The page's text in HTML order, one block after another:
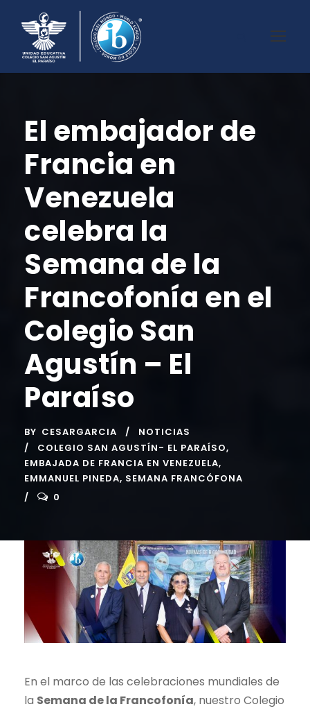
El embajador de
Francia en
Venezuela
celebra la
Semana de la
Francofonía en el
Colegio San
Agustín – El
Paraíso
BY CESARGARCIA
NOTICIAS
COLEGIO SAN AGUSTÍN- EL PARAÍSO,
EMBAJADA DE FRANCIA EN VENEZUELA,
EMMANUEL PINEDA, SEMANA FRANCÓFONA
0
En el marco de las celebraciones mundiales de
la Semana de la Francofonía, nuestro Colegio